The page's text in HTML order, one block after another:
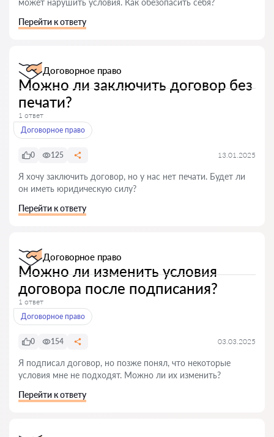
может нарушить условия. Как обезопасить себя?
Перейти к ответу
Договорное право
Можно ли заключить договор без
печати?
1 ответ
Договорное право
0 125 13.01.2025
Я хочу заключить договор, но у нас нет печати. Будет ли
он иметь юридическую силу?
Перейти к ответу
Договорное право
Можно ли изменить условия
договора после подписания?
1 ответ
Договорное право
0 154 03.03.2025
Я подписал договор, но позже понял, что некоторые
условия мне не подходят. Можно ли их изменить?
Перейти к ответу